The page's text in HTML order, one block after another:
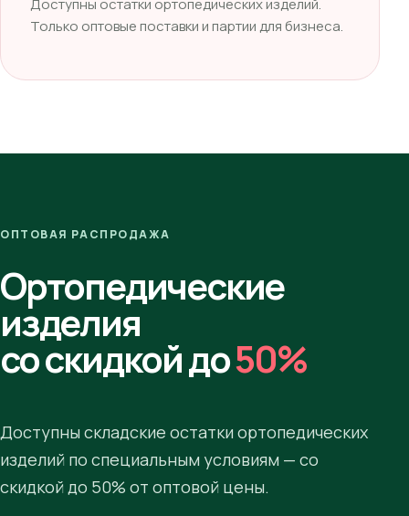
Доступны остатки ортопедических изделий.
Только оптовые поставки и партии для бизнеса.
ОПТОВАЯ РАСПРОДАЖА
Ортопедические
изделия
со скидкой до50%
Доступны складские остатки ортопедических
изделий по специальным условиям — со
скидкой до 50% от оптовой цены.